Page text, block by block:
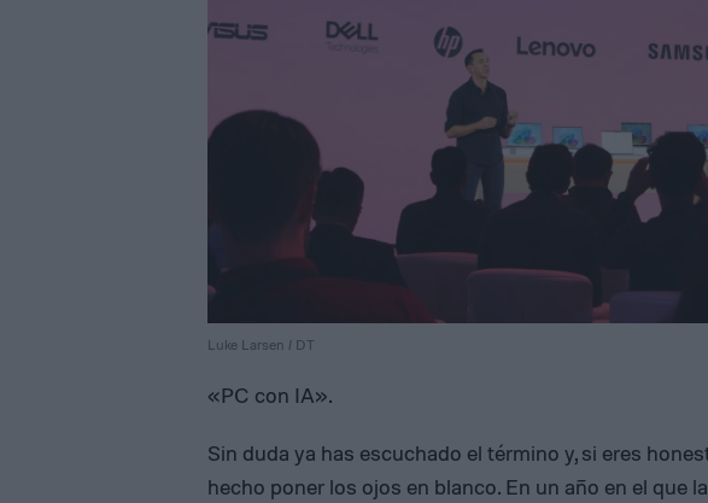
Luke Larsen / DT
«PC con IA».
Sin duda ya has escuchado el término y, si eres
hecho poner los ojos en blanco. En un año en el que